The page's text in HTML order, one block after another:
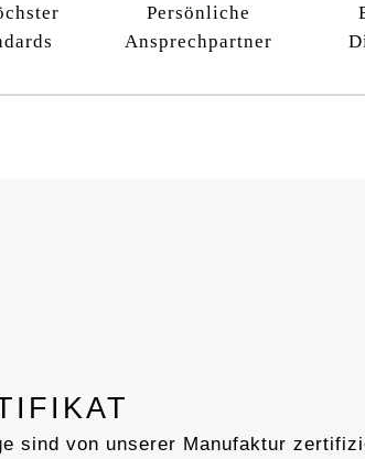
Persönliche
Ansprechpartner
sind von unserer Manufaktur